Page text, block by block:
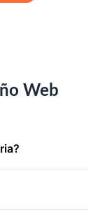
Web
muy por